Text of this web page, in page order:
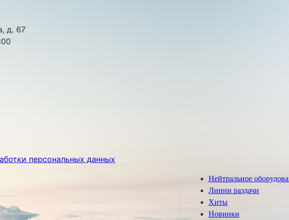
д. 67
персональных данных
Нейтральное
Линии раздачи
Хиты
Новинки